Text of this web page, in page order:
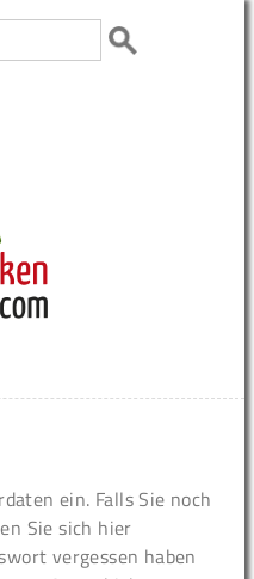
ein. Falls Sie noch
Sie sich hier
vergessen haben